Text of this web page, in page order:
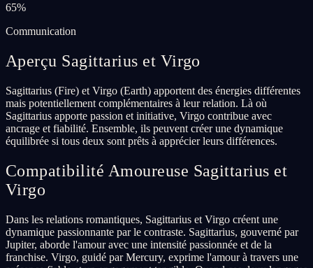
65%
Communication
Aperçu Sagittarius et Virgo
Sagittarius (Fire) et Virgo (Earth) apportent des énergies différentes
mais potentiellement complémentaires à leur relation. Là où
Sagittarius apporte passion et initiative, Virgo contribue avec
ancrage et fiabilité. Ensemble, ils peuvent créer une dynamique
équilibrée si tous deux sont prêts à apprécier leurs différences.
Compatibilité Amoureuse Sagittarius et
Virgo
Dans les relations romantiques, Sagittarius et Virgo créent une
dynamique passionnante par le contraste. Sagittarius, gouverné par
Jupiter, aborde l'amour avec une intensité passionnée et de la
franchise. Virgo, guidé par Mercury, exprime l'amour à travers une